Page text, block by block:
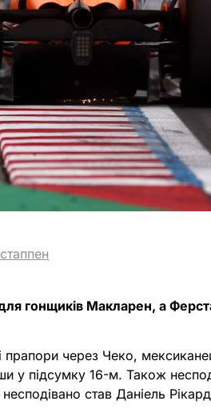
гонщиків Макларен, а
прапори через Чеко,
у підсумку 16-м. Також
став Даніель